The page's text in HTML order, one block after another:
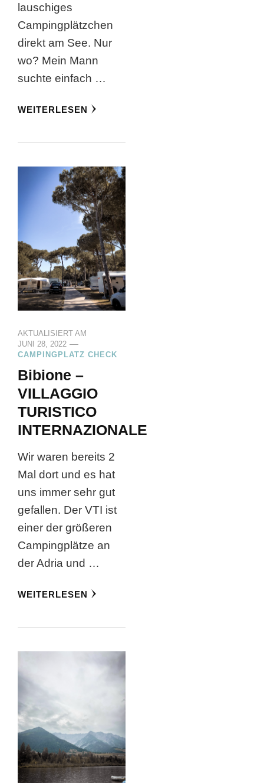
lauschiges
Campingplätzchen
direkt am See. Nur
wo? Mein Mann
suchte einfach …
WEITERLESEN
AKTUALISIERT AM
JUNI 28, 2022
CAMPINGPLATZ CHECK
Bibione –
VILLAGGIO
TURISTICO
INTERNAZIONALE
Wir waren bereits 2
Mal dort und es hat
uns immer sehr gut
gefallen. Der VTI ist
einer der größeren
Campingplätze an
der Adria und …
WEITERLESEN